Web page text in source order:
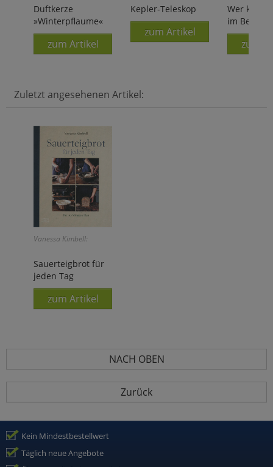
Duftkerze
»Winterpflaume«
zum Artikel
Kepler-Teleskop
zum Artikel
Wer kann
im Beet?
zum
Zuletzt angesehenen Artikel:
Vanessa Kimbell:
Sauerteigbrot für
jeden Tag
zum Artikel
NACH OBEN
Zurück
Kein Mindestbestellwert
Täglich neue Angebote